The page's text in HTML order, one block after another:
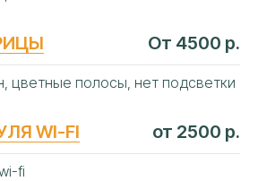
От 4500 р.
цветные полосы, нет подсветки
WI-FI от 2500 р.
fi